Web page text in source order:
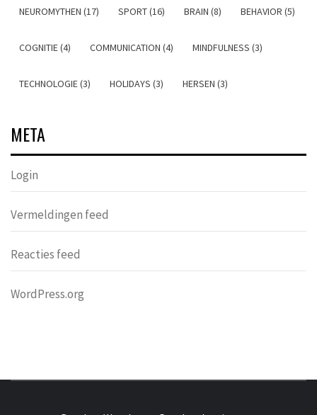
NEUROMYTHEN (17) SPORT (16) BRAIN (8) BEHAVIOR (5)
COGNITIE (4) COMMUNICATION (4) MINDFULNESS (3)
TECHNOLOGIE (3) HOLIDAYS (3) HERSEN (3)
META
Login
Vermeldingen feed
Reacties feed
WordPress.org